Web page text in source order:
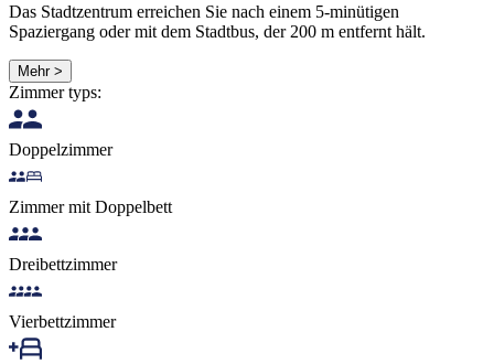
Das Stadtzentrum erreichen Sie nach einem 5-minütigen
Spaziergang oder mit dem Stadtbus, der 200 m entfernt hält.
Mehr >
Zimmer typs:
Doppelzimmer
Zimmer mit Doppelbett
Dreibettzimmer
Vierbettzimmer